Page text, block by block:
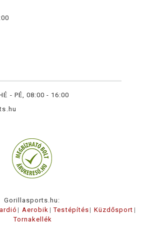
- PÉ, 08:00 - 16:00
Gorillasports.hu:
Aerobik Testépítés
Küzdősport
Tornakellék